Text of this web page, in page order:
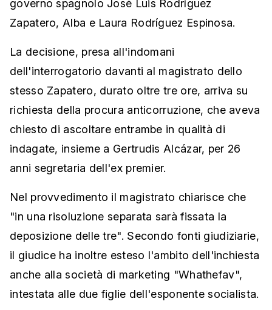
governo spagnolo José Luis Rodríguez
Zapatero, Alba e Laura Rodríguez Espinosa.
La decisione, presa all'indomani
dell'interrogatorio davanti al magistrato dello
stesso Zapatero, durato oltre tre ore, arriva su
richiesta della procura anticorruzione, che aveva
chiesto di ascoltare entrambe in qualità di
indagate, insieme a Gertrudis Alcázar, per 26
anni segretaria dell'ex premier.
Nel provvedimento il magistrato chiarisce che
"in una risoluzione separata sarà fissata la
deposizione delle tre". Secondo fonti giudiziarie,
il giudice ha inoltre esteso l'ambito dell'inchiesta
anche alla società di marketing "Whathefav",
intestata alle due figlie dell'esponente socialista.